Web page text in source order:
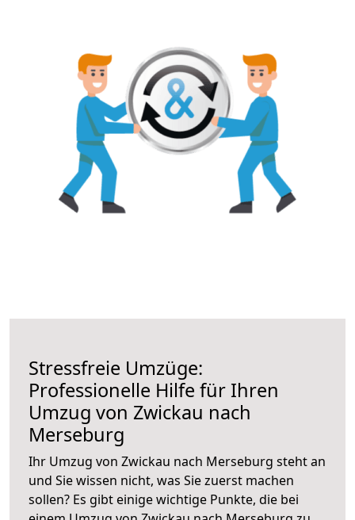
Stressfreie Umzüge:
Professionelle Hilfe für Ihren
Umzug von Zwickau nach
Merseburg
Ihr Umzug von Zwickau nach Merseburg steht an
und Sie wissen nicht, was Sie zuerst machen
sollen? Es gibt einige wichtige Punkte, die bei